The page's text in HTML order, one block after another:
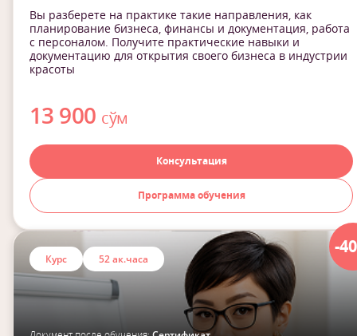
Вы разберете на практике такие направления, как
планирование бизнеса, финансы и документация, работа
с персоналом. Получите практические навыки и
документацию для открытия своего бизнеса в индустрии
красоты
13 900 сўм
Консультация
Программа обучения
-
Курс 52 ак.часа